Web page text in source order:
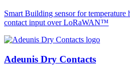
Smart Building sensor for
contact input over LoRaWAN™
Adeunis Dry Contacts